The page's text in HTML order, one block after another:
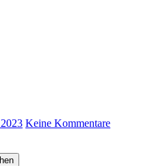
Keine Kommentare